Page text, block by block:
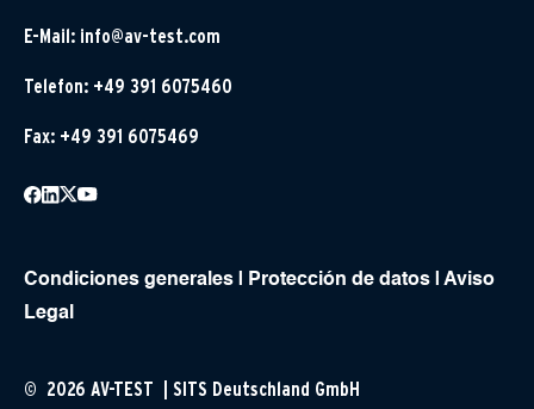
E-Mail: info@av-test.com
Telefon: +49 391 6075460
Fax: +49 391 6075469
Condiciones generales | Protección de datos | Aviso
Legal
© 2026 AV-TEST | SITS Deutschland GmbH